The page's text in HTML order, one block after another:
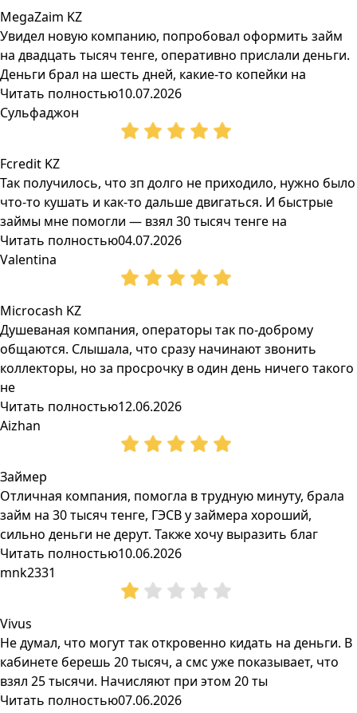
MegaZaim KZ
Увидел новую компанию, попробовал оформить займ
на двадцать тысяч тенге, оперативно прислали деньги.
Деньги брал на шесть дней, какие-то копейки на
Читать полностью10.07.2026
Сульфаджон
Fcredit KZ
Так получилось, что зп долго не приходило, нужно было
что-то кушать и как-то дальше двигаться. И быстрые
займы мне помогли — взял 30 тысяч тенге на
Читать полностью04.07.2026
Valentina
Microcash KZ
Душеваная компания, операторы так по-доброму
общаются. Слышала, что сразу начинают звонить
коллекторы, но за просрочку в один день ничего такого
не
Читать полностью12.06.2026
Aizhan
Займер
Отличная компания, помогла в трудную минуту, брала
займ на 30 тысяч тенге, ГЭСВ у займера хороший,
сильно деньги не дерут. Также хочу выразить благ
Читать полностью10.06.2026
mnk2331
Vivus
Не думал, что могут так откровенно кидать на деньги. В
кабинете берешь 20 тысяч, а смс уже показывает, что
взял 25 тысячи. Начисляют при этом 20 ты
Читать полностью07.06.2026